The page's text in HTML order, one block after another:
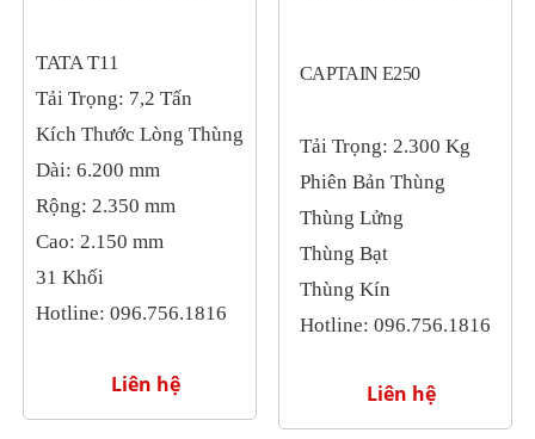
TATA T11
Tải Trọng: 7,2 Tấn
Kích Thước Lòng Thùng
Dài: 6.200 mm
Rộng: 2.350 mm
Cao: 2.150 mm
31 Khối
Hotline: 096.756.1816
Liên hệ
CAPTAIN E250
Tải Trọng: 2.300 Kg
Phiên Bản Thùng
Thùng Lửng
Thùng Bạt
Thùng Kín
Hotline: 096.756.1816
Liên hệ